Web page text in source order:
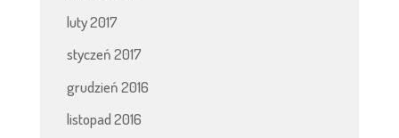
luty 2017
styczeń 2017
grudzień 2016
listopad 2016